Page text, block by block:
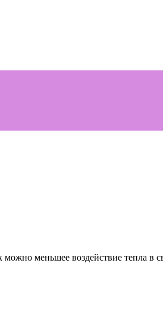
меньшее воздействие тепла в